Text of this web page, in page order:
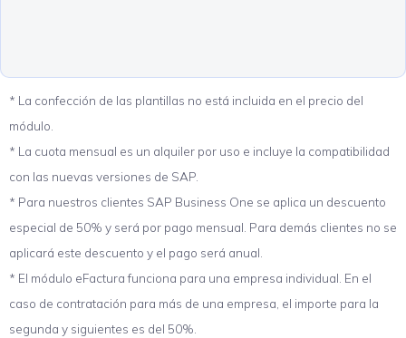
* La confección de las plantillas no está incluida en el precio del
módulo.
* La cuota mensual es un alquiler por uso e incluye la compatibilidad
con las nuevas versiones de SAP.
* Para nuestros clientes SAP Business One se aplica un descuento
especial de 50% y será por pago mensual. Para demás clientes no se
aplicará este descuento y el pago será anual.
* El módulo eFactura funciona para una empresa individual. En el
caso de contratación para más de una empresa, el importe para la
segunda y siguientes es del 50%.